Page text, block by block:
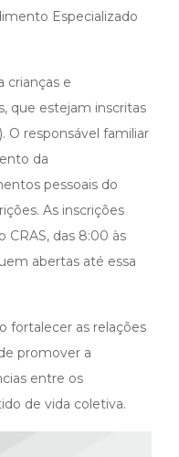
Especializado
crianças e
que estejam inscritas
O responsável familiar
da
pessoais do
As inscrições
CRAS, das 8:00 às
abertas até essa
fortalecer as relações
promover a
entre os
de vida coletiva.